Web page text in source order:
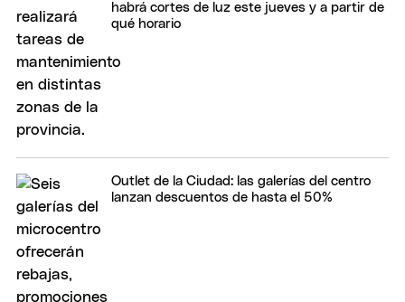
habrá cortes de luz este jueves y a partir de
qué horario
Outlet de la Ciudad: las galerías del centro
lanzan descuentos de hasta el 50%